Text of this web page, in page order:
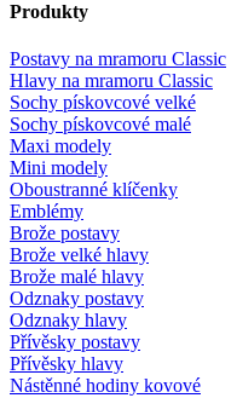
Produkty
Postavy na mramoru Classic
Hlavy na mramoru Classic
Sochy pískovcové velké
Sochy pískovcové malé
Maxi modely
Mini modely
Oboustranné klíčenky
Emblémy
Brože postavy
Brože velké hlavy
Brože malé hlavy
Odznaky postavy
Odznaky hlavy
Přívěsky postavy
Přívěsky hlavy
Nástěnné hodiny kovové